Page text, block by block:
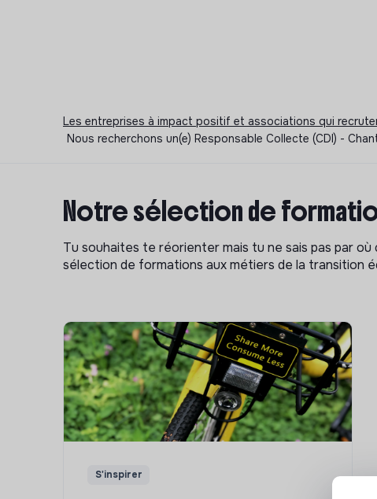
Les entreprises à impact positif et associations qui
Nous recherchons un(e) Responsable Collecte (CDI) -
Notre sélection de
Tu souhaites te réorienter mais tu ne sais pas par
sélection de formations aux métiers de la transition
S'inspirer